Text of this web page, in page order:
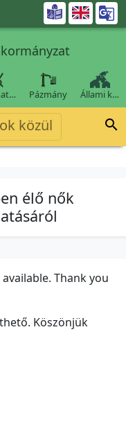

Pázmány Állami k…
közül 
élő nők
Thank you
Köszönjük